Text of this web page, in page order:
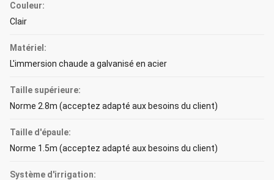
Couleur:
Clair
Matériel:
L'immersion chaude a galvanisé en acier
Taille supérieure:
Norme 2.8m (acceptez adapté aux besoins du client)
Taille d'épaule:
Norme 1.5m (acceptez adapté aux besoins du client)
Système d'irrigation: